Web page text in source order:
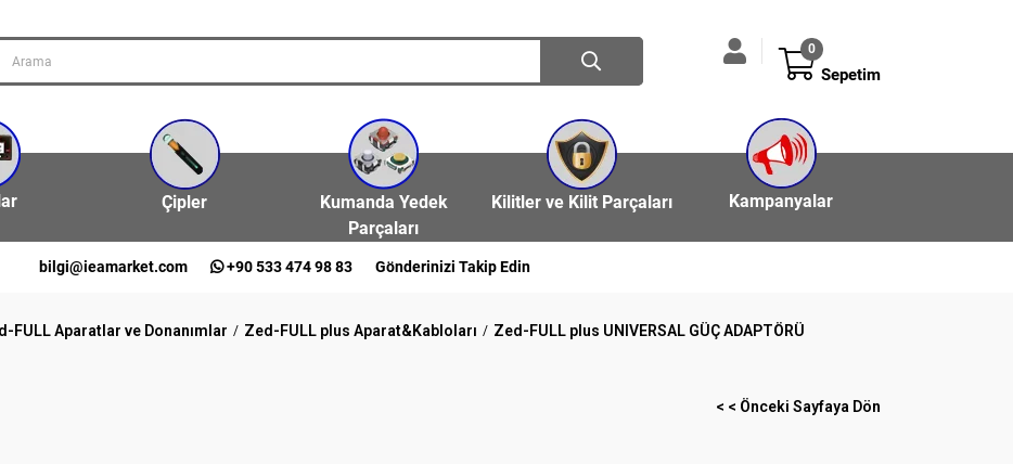
Sepetim
0
Çipler
Kumanda Yedek
Parçaları
Kilitler ve Kilit Parçaları Kampanyalar
bilgi@ieamarket.com +90 533 474 98 83 Gönderinizi Takip Edin
FULL Aparatlar ve Donanımlar Zed-FULL plus Aparat&Kabloları Zed-FULL plus UNIVERSAL GÜÇ ADAPTÖRÜ
< < Önceki Sayfaya Dön